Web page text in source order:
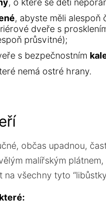
, o které se děti
, abyste měli alespoň
dveře s
průsvitné);
s bezpečnostním
nemá ostré hrany.
občas upadnou,
malířským
všechny tyto